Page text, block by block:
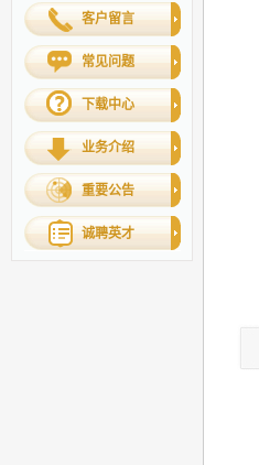
客户留言
常见问题
下载中心
业务介绍
重要公告
诚聘英才